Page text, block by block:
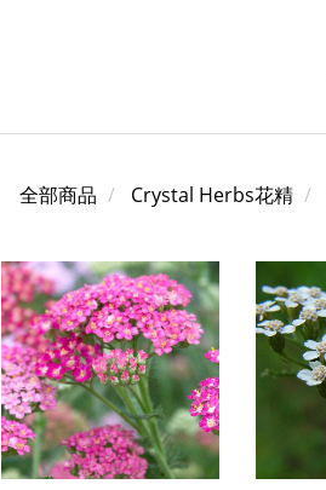
全部商品 Crystal Herbs花精